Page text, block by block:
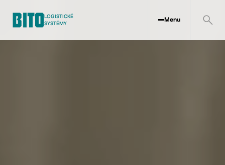
LOGISTICKÉ
SYSTÉMY
Menu